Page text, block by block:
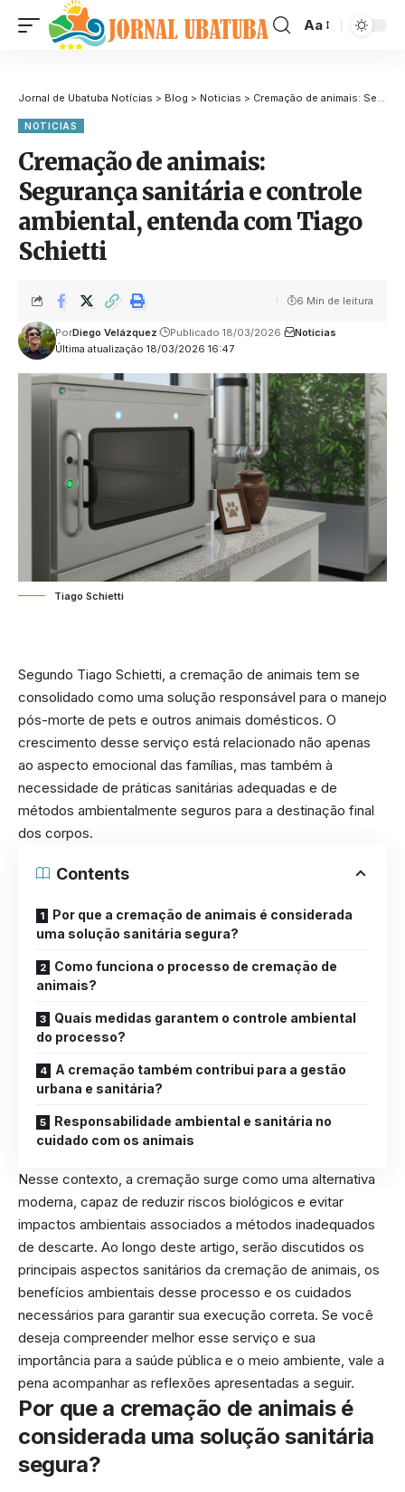
Aa
Jornal de Ubatuba Notícias > Blog > Noticias > Cremação de animais: Segurança sanitária e controle ambiental, entenda com Tiago Schietti
NOTICIAS
Cremação de animais:
Segurança sanitária e controle
ambiental, entenda com Tiago
Schietti
Última atualização 18/03/2026 16:47
PorDiego Velázquez Publicado 18/03/2026 Noticias
6 Min de leitura
Tiago Schietti
Segundo Tiago Schietti, a cremação de animais tem se
consolidado como uma solução responsável para o manejo
pós-morte de pets e outros animais domésticos. O
crescimento desse serviço está relacionado não apenas
ao aspecto emocional das famílias, mas também à
necessidade de práticas sanitárias adequadas e de
métodos ambientalmente seguros para a destinação final
dos corpos.
Contents
Por que a cremação de animais é considerada
uma solução sanitária segura?
Como funciona o processo de cremação de
animais?
Quais medidas garantem o controle ambiental
do processo?
A cremação também contribui para a gestão
urbana e sanitária?
Responsabilidade ambiental e sanitária no
cuidado com os animais
Nesse contexto, a cremação surge como uma alternativa
moderna, capaz de reduzir riscos biológicos e evitar
impactos ambientais associados a métodos inadequados
de descarte. Ao longo deste artigo, serão discutidos os
principais aspectos sanitários da cremação de animais, os
benefícios ambientais desse processo e os cuidados
necessários para garantir sua execução correta. Se você
deseja compreender melhor esse serviço e sua
importância para a saúde pública e o meio ambiente, vale a
pena acompanhar as reflexões apresentadas a seguir.
Por que a cremação de animais é
considerada uma solução sanitária
segura?